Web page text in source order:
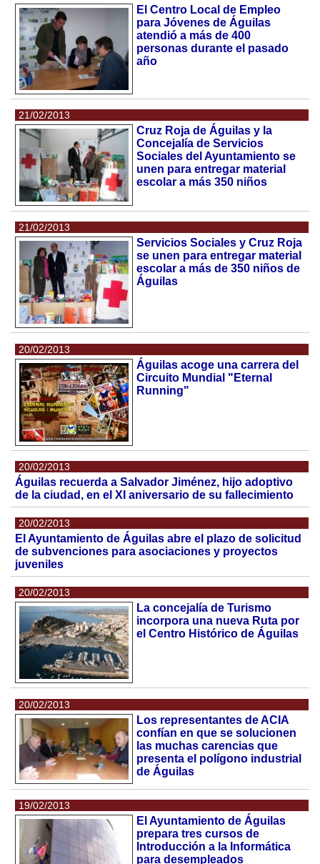
El Centro Local de Empleo
para Jóvenes de Águilas
atendió a más de 400
personas durante el pasado
año
21/02/2013
Cruz Roja de Águilas y la
Concejalía de Servicios
Sociales del Ayuntamiento se
unen para entregar material
escolar a más 350 niños
21/02/2013
Servicios Sociales y Cruz Roja
se unen para entregar material
escolar a más de 350 niños de
Águilas
20/02/2013
Águilas acoge una carrera del
Circuito Mundial "Eternal
Running"
20/02/2013
Águilas recuerda a Salvador Jiménez, hijo adoptivo
de la ciudad, en el XI aniversario de su fallecimiento
20/02/2013
El Ayuntamiento de Águilas abre el plazo de solicitud
de subvenciones para asociaciones y proyectos
juveniles
20/02/2013
La concejalía de Turismo
incorpora una nueva Ruta por
el Centro Histórico de Águilas
20/02/2013
Los representantes de ACIA
confían en que se solucionen
las muchas carencias que
presenta el polígono industrial
de Águilas
19/02/2013
El Ayuntamiento de Águilas
prepara tres cursos de
Introducción a la Informática
para desempleados